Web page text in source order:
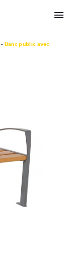

Banc public avec